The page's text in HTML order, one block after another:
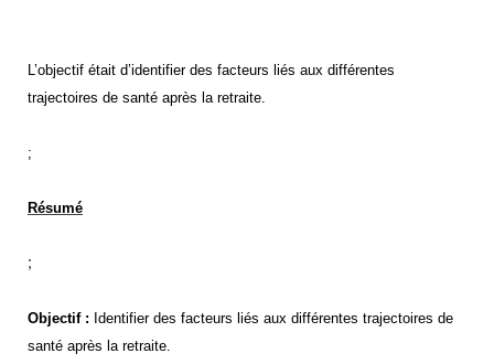
L’objectif était d’identifier des facteurs liés aux différentes
trajectoires de santé après la retraite.
;
Résumé
;
Objectif : Identifier des facteurs liés aux différentes trajectoires de
santé après la retraite.